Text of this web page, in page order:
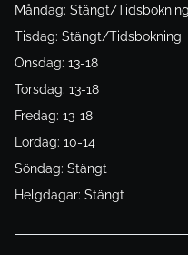
Måndag: Stängt/Tidsbokning
Tisdag: Stängt/Tidsbokning
Onsdag: 13-18
Torsdag: 13-18
Fredag: 13-18
Lördag: 10-14
Söndag: Stängt
Helgdagar: Stängt